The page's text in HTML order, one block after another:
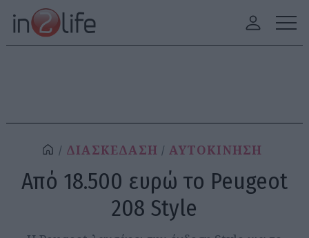
ΔΙΑΣΚΕΔΑΣΗ ΑΥΤΟΚΙΝΗΣΗ
Από 18.500 ευρώ το Peugeot
208 Style